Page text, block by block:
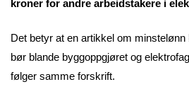
kroner for andre arbeidstakere i
Det betyr at en artikkel om
bør blande byggoppgjøret og
følger samme forskrift.